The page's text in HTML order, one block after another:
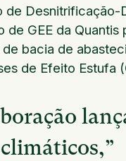
de
de GEE da
bacia de
de Efeito Estufa